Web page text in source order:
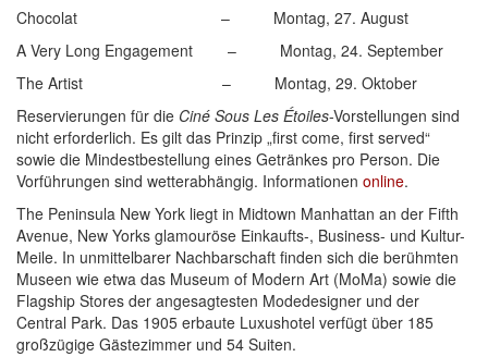
Chocolat – Montag, 27. August
A Very Long Engagement – Montag, 24. September
The Artist – Montag, 29. Oktober
Reservierungen für die Ciné Sous Les Étoiles-Vorstellungen sind
nicht erforderlich. Es gilt das Prinzip „first come, first served“
sowie die Mindestbestellung eines Getränkes pro Person. Die
Vorführungen sind wetterabhängig. Informationen online.
The Peninsula New York liegt in Midtown Manhattan an der Fifth
Avenue, New Yorks glamouröse Einkaufts-, Business- und Kultur-
Meile. In unmittelbarer Nachbarschaft finden sich die berühmten
Museen wie etwa das Museum of Modern Art (MoMa) sowie die
Flagship Stores der angesagtesten Modedesigner und der
Central Park. Das 1905 erbaute Luxushotel verfügt über 185
großzügige Gästezimmer und 54 Suiten.